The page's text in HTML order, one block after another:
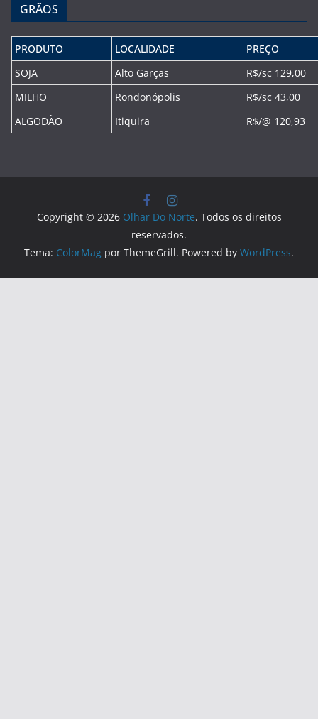
GRÃOS
PRODUTO LOCALIDADE
PREÇO
SOJA
Alto Garças
R$/sc 129,00
MILHO
Rondonópolis
R$/sc 43,00
ALGODÃO
Itiquira R$/@ 120,93
Copyright © 2026 Olhar Do Norte. Todos os direitos
reservados.
Tema: ColorMag por ThemeGrill. Powered by WordPress.